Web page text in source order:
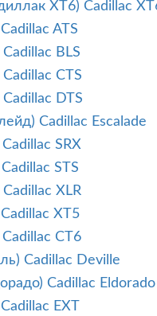
Cadillac
Cadillac ATS
Cadillac BLS
Cadillac CTS
Cadillac DTS
Cadillac Escalade
Cadillac SRX
Cadillac STS
Cadillac XLR
Cadillac XT5
Cadillac CT6
Cadillac Deville
Cadillac Eldorado
Cadillac EXT